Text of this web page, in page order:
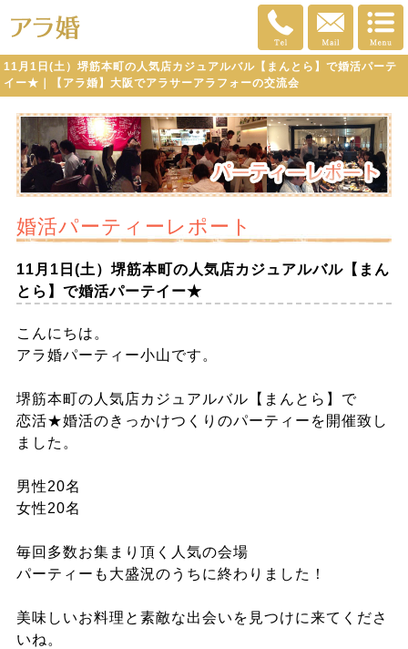
11月1日(土）堺筋本町の人気店カジュアルバル【まんとら】で婚活パーテ
イー★｜【アラ婚】大阪でアラサーアラフォーの交流会
婚活パーティーレポート
11月1日(土）堺筋本町の人気店カジュアルバル【まん
とら】で婚活パーテイー★
こんにちは。
アラ婚パーティー小山です。
堺筋本町の人気店カジュアルバル【まんとら】で
恋活★婚活のきっかけつくりのパーティーを開催致し
ました。
男性20名
女性20名
毎回多数お集まり頂く人気の会場
パーティーも大盛況のうちに終わりました！
美味しいお料理と素敵な出会いを見つけに来てくださ
いね。